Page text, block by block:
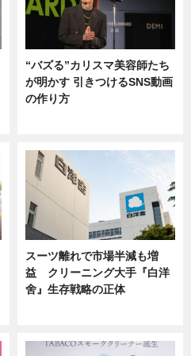
“バズる”カリスマ美容師たち
が明かす 引きつけるSNS動画
の作り方
スーツ離れで市場半減も増
益 クリーニング大手『白洋
舍』生存戦略の正体